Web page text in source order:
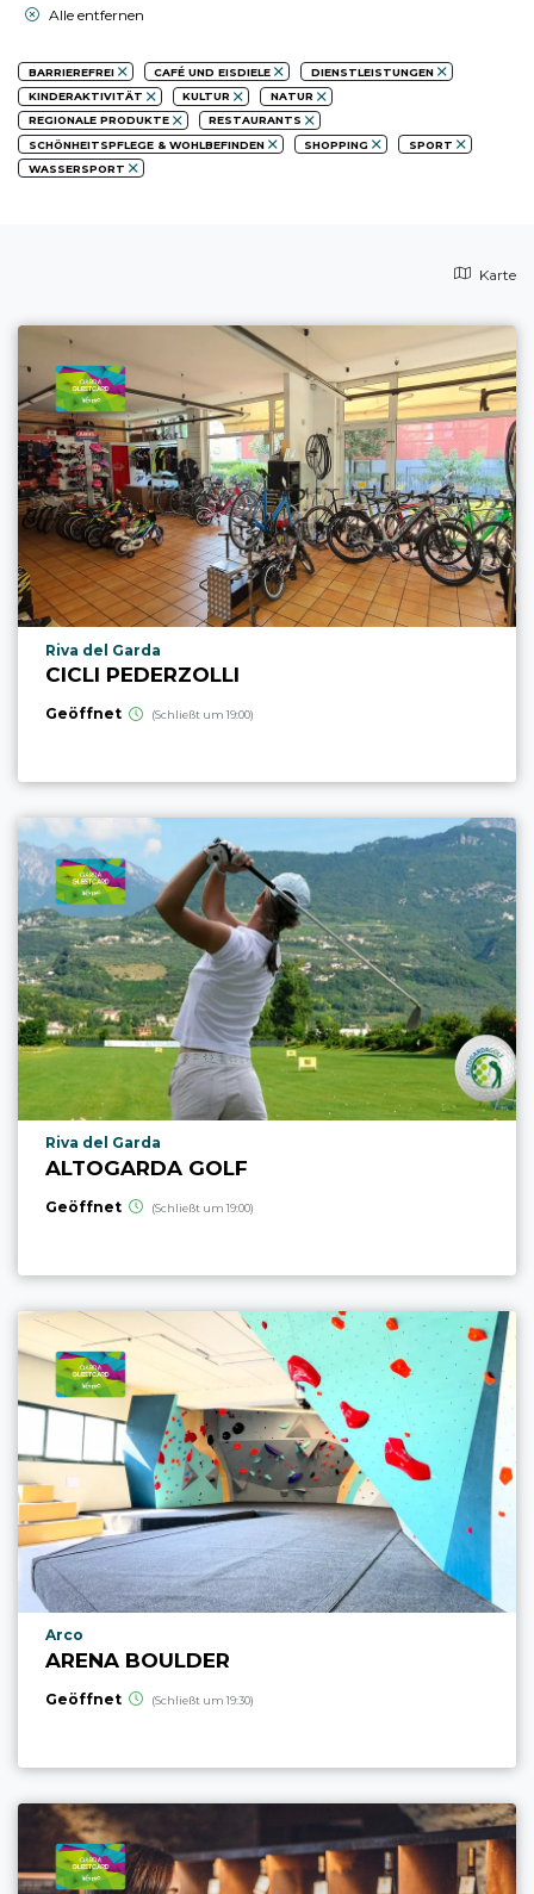
Alle entfernen
BARRIEREFREI CAFÉ UND EISDIELE
DIENSTLEISTUNGEN
KINDERAKTIVITÄT
KULTUR
NATUR
REGIONALE PRODUKTE
RESTAURANTS
SCHÖNHEITSPFLEGE & WOHLBEFINDEN
SHOPPING
SPORT
WASSERSPORT
Karte
aria.poi_location_prefix
Riva del Garda
CICLI PEDERZOLLI
Geöffnet (Schließt um 19:00)
aria.poi_location_prefix
Riva del Garda
ALTOGARDA GOLF
Geöffnet (Schließt um 19:00)
aria.poi_location_prefix
Arco
ARENA BOULDER
Geöffnet (Schließt um 19:30)